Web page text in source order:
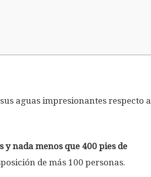
aguas impresionantes respecto a
y nada menos que 400 pies de
de más 100 personas.